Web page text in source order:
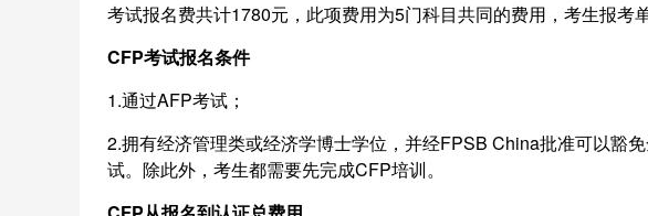
考试报名费共计1780元，此项费用为5门科目共同的费用，考生报考
CFP考试报名条件
1.通过AFP考试；
2.拥有经济管理类或经济学博士学位，并经FPSB China批准可以豁
试。除此外，考生都需要先完成CFP培训。